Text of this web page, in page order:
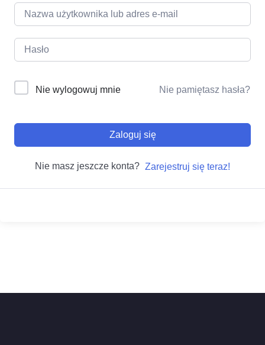
Nie wylogowuj mnie Nie pamiętasz hasła?
Zaloguj się
Nie masz jeszcze konta? Zarejestruj się teraz!